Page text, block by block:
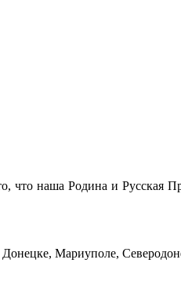
наша Родина и Русская
Мариуполе,